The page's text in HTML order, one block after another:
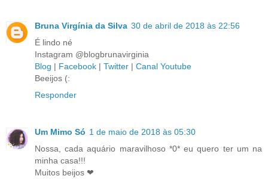
Bruna Virgínia da Silva 30 de abril de 2018 às 22:56
É lindo né
Instagram @blogbrunavirginia
Blog | Facebook | Twitter | Canal Youtube
Beeijos (:
Responder
Um Mimo Só 1 de maio de 2018 às 05:30
Nossa, cada aquário maravilhoso *0* eu quero ter um na
minha casa!!!
Muitos beijos ❤